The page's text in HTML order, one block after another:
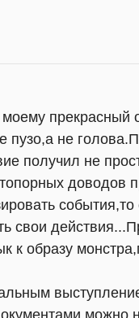
прекрасный
пузо,а не
получил не
доводов
события,то
свои
к образу
можно